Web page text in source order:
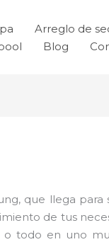
Arreglo de
Blog
que llega
de tus
o todo en uno